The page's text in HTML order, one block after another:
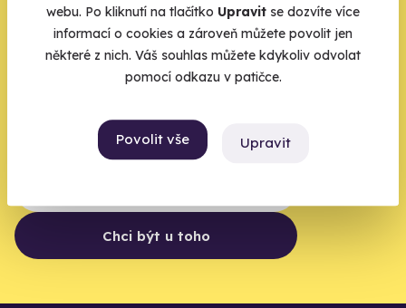
webu. Po kliknutí na tlačítko Upravit se dozvíte více
informací o cookies a zároveň můžete povolit jen
některé z nich. Váš souhlas můžete kdykoliv odvolat
pomocí odkazu v patičce.
Povolit vše Upravit
Zbývá jeden krok,
zbytek zařídíme my
Chci být u toho